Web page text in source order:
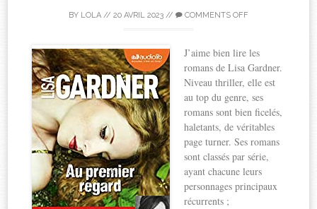
BY LOLA // 20 AVRIL 2023 // COMMENTS OFF
J’aime bien lire les
romans de Lisa Gardner.
Niveau thriller, elle est
au top du genre, ses
romans sont bien ficelés,
haletants, de véritables
page turner. Ses romans
sont classés par série,
ayant chacune leurs
personnages principaux
récurrents ;